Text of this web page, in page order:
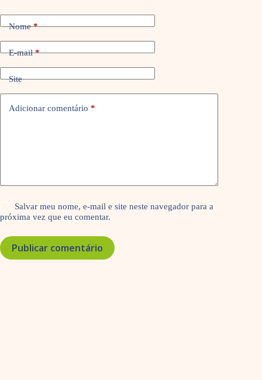
Nome*
E-mail*
Site
Adicionar comentário *
Salvar meu nome, e-mail e site neste navegador para a
próxima vez que eu comentar.
Publicar comentário